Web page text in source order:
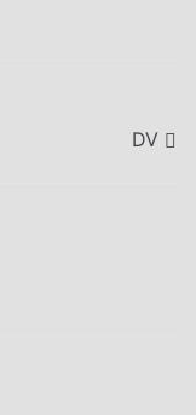
DV